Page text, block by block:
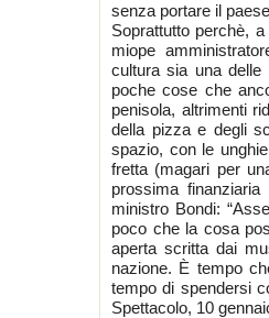
senza portare il
Soprattutto perchè,
miope
cultura sia una
poche cose che
penisola, altrimenti
della pizza e degli
spazio, con le
fretta (magari per
prossima
ministro Bondi:
poco che la cosa
aperta scritta dai
nazione. È tempo
tempo di spendersi
Spettacolo, 10